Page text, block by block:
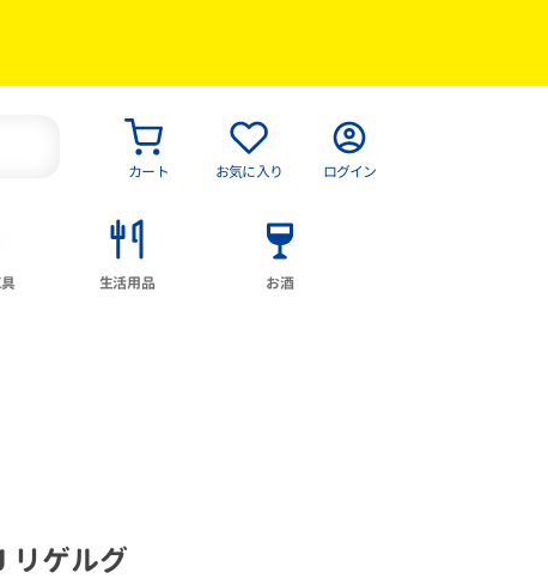
カート お気に入り ログイン
生活用品 お酒
リゲルグ